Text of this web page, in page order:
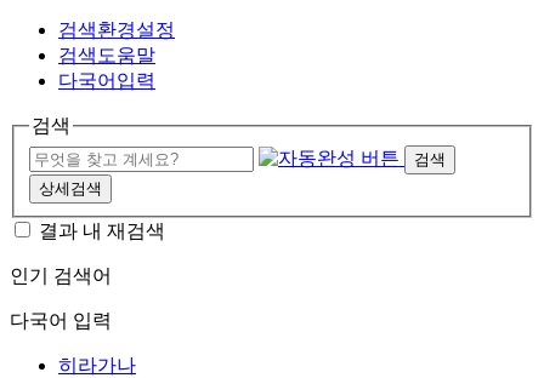
검색환경설정
검색도움말
다국어입력
검색
검색
상세검색
결과 내 재검색
인기 검색어
다국어 입력
히라가나